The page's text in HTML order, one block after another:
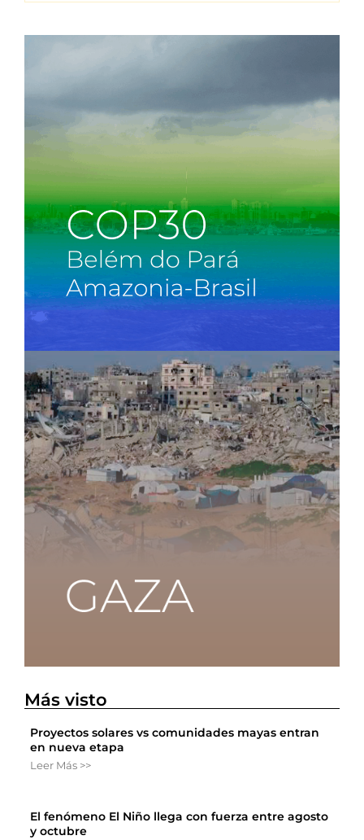
Más visto
Proyectos solares vs comunidades mayas entran
en nueva etapa
Leer Más >>
El fenómeno El Niño llega con fuerza entre agosto
y octubre